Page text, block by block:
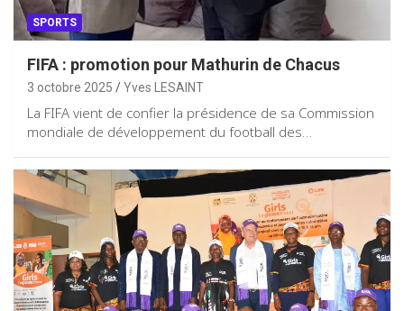
SPORTS
FIFA : promotion pour Mathurin de Chacus
3 octobre 2025 Yves LESAINT
La FIFA vient de confier la présidence de sa Commission
mondiale de développement du football des…